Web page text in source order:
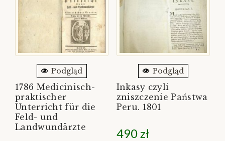
Podgląd
1786 Medicinisch-
praktischer
Unterricht für die
Feld- und
Landwundärzte
Podgląd
Inkasy czyli
zniszczenie Państwa
Peru. 1801
490 zł